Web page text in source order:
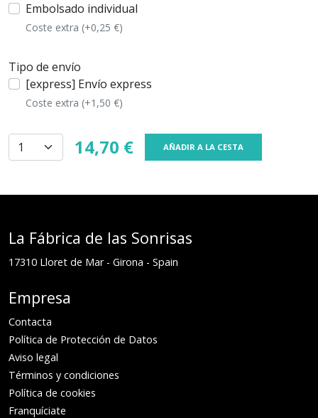
Embolsado individual
Coste extra (+0,25 €)
Tipo de envío
[express] Envío express
Coste extra (+1,50 €)
14,70 € AÑADIR A LA CESTA
La Fábrica de las Sonrisas
17310 Lloret de Mar- Girona - Spain
Empresa
Contacta
Política de Protección de Datos
Aviso legal
Términos y condiciones
Política de cookies
Franquíciate